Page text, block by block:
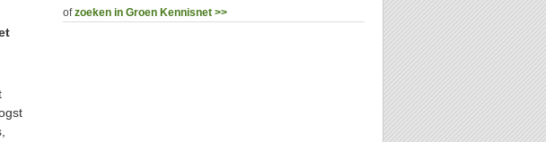
ofzoeken in Groen Kennisnet >>